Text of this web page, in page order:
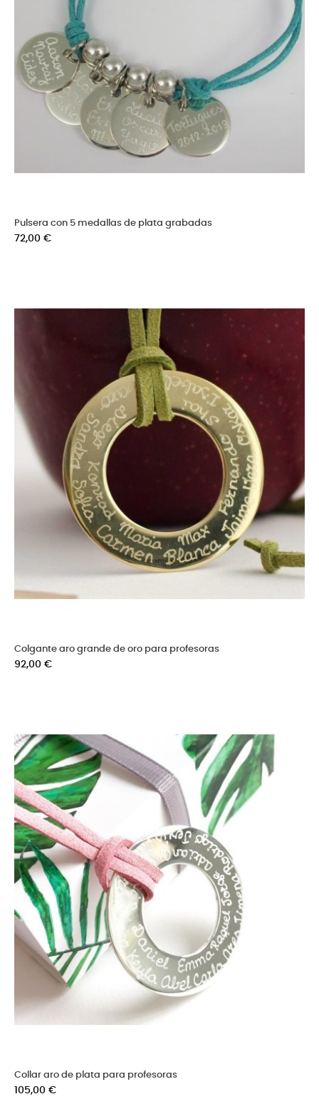
Pulsera con 5 medallas de plata grabadas
Precio
72,00 €
Colgante aro grande de oro para profesoras
Precio
92,00 €
Collar aro de plata para profesoras
Precio
105,00 €